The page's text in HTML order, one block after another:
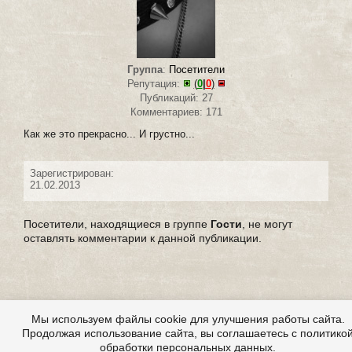
Группа: Посетители
Репутация:
(0| 0)
Публикаций: 27
Комментариев: 171
Как же это прекрасно... И грустно...
Зарегистрирован:
21.02.2013
Посетители, находящиеся в группе Гости , не могут
оставлять комментарии к данной публикации.
Мы используем файлы cookie для улучшения работы сайта.
Продолжая использование сайта, вы соглашаетесь с
обработки персональных данных.